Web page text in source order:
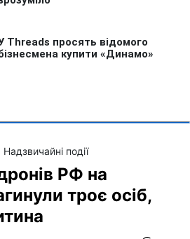
Надзвичайні події
РФ на
троє осіб,